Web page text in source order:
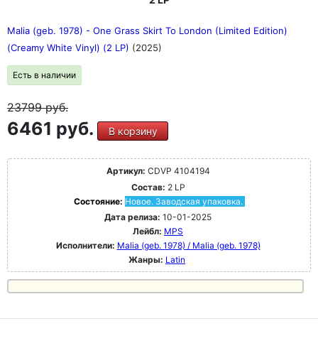
Malia (geb. 1978) - One Grass Skirt To London (Limited Edition)
(Creamy White Vinyl) (2 LP) (2025)
Есть в наличии
23799руб.
6461 руб. В корзину
Артикул: CDVP 4104194
Состав: 2 LP
Состояние: Новое. Заводская упаковка.
Дата релиза: 10-01-2025
Лейбл: MPS
Исполнители: Malia (geb. 1978) / Malia (geb. 1978)
Жанры: Latin